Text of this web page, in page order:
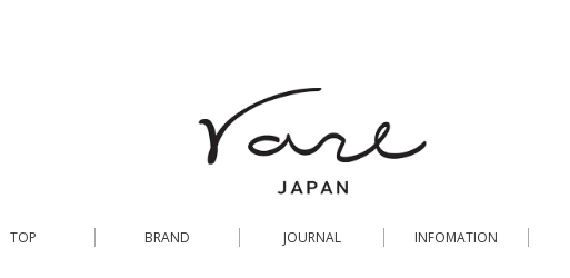
TOP BRAND JOURNAL INFOMATION